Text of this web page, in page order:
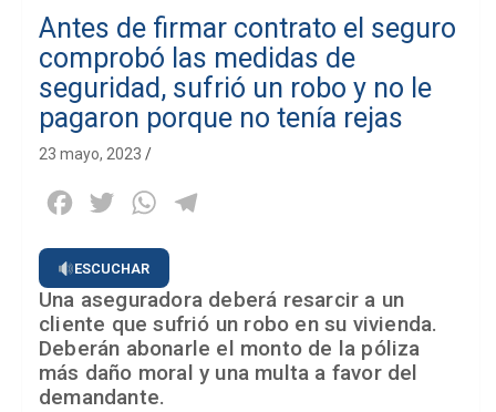
Antes de firmar contrato el seguro
comprobó las medidas de
seguridad, sufrió un robo y no le
pagaron porque no tenía rejas
23 mayo, 2023
Facebook
Twitter WhatsApp
ESCUCHAR
Una aseguradora deberá resarcir a un
cliente que sufrió un robo en su vivienda.
Deberán abonarle el monto de la póliza
más daño moral y una multa a favor del
demandante.